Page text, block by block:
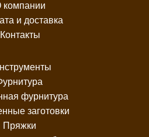
компании
и доставка
Контакты
фурнитура
заготовки
Пряжки